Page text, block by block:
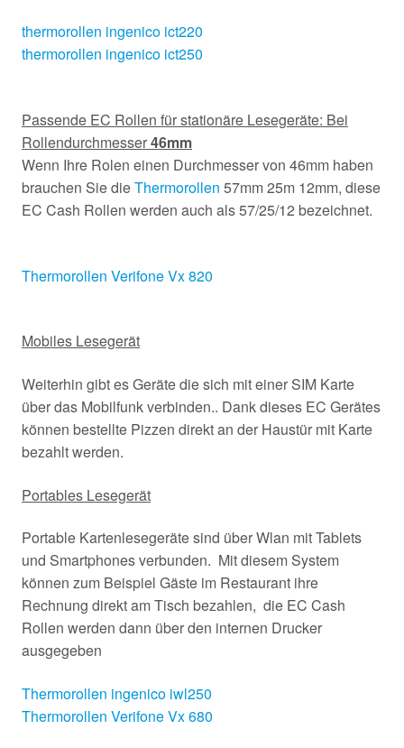
thermorollen ingenico ict220
thermorollen ingenico ict250
Passende EC Rollen für stationäre Lesegeräte: Bei
Rollendurchmesser46mm
Wenn Ihre Rolen einen Durchmesser von 46mm haben
brauchen Sie dieThermorollen 57mm 25m 12mm, diese
EC Cash Rollen werden auch als 57/25/12 bezeichnet.
Thermorollen Verifone Vx 820
Mobiles Lesegerät
Weiterhin gibt es Geräte die sich mit einer SIM Karte
über das Mobilfunk verbinden.. Dank dieses EC Gerätes
können bestellte Pizzen direkt an der Haustür mit Karte
bezahlt werden.
Portables Lesegerät
Portable Kartenlesegeräte sind über Wlan mit Tablets
und Smartphones verbunden. Mit diesem System
können zum Beispiel Gäste im Restaurant ihre
Rechnung direkt am Tisch bezahlen, die EC Cash
Rollen werden dann über den internen Drucker
ausgegeben
Thermorollen ingenico iwl250
Thermorollen Verifone Vx 680